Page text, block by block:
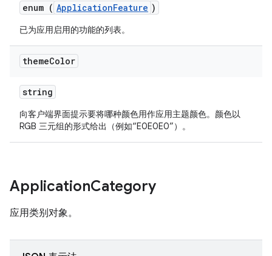
enum ( ApplicationFeature )
已为应用启用的功能的列表。
themeColor
string
向客户端界面提示要将哪种颜色用作应用主题颜色。颜色以
RGB 三元组的形式给出（例如“E0E0E0”）。
ApplicationCategory
应用类别对象。